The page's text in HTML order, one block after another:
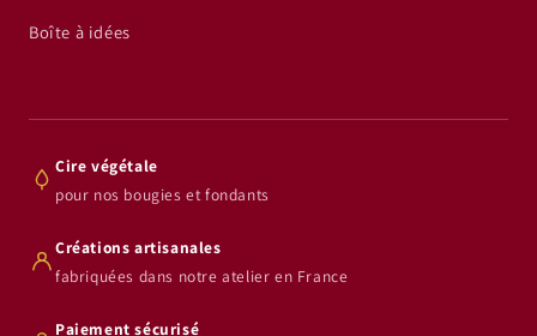
Boîte à idées
Cire végétale
pour nos bougies et fondants
Créations artisanales
fabriquées dans notre atelier en France
Paiement sécurisé